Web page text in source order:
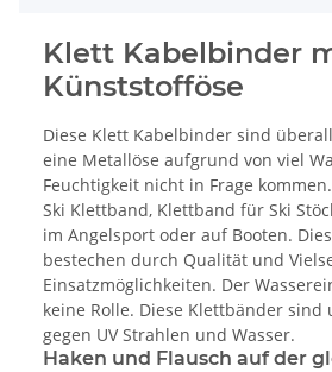
Klett Kabelbinder
Künststofföse
Diese Klett Kabelbinder sind
eine Metallöse aufgrund von viel
Feuchtigkeit nicht in Frage
Ski Klettband, Klettband für Ski
im Angelsport oder auf Booten.
bestechen durch Qualität und
Einsatzmöglichkeiten. Der
keine Rolle. Diese Klettbänder
gegen UV Strahlen und Wasser.
Haken und Flausch auf der